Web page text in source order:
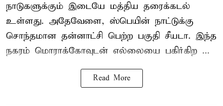
நாடுகளுக்கும் இடையே மத்திய தரைக்கடல்
உள்ளது. அதேவேளை, ஸ்பெயின் நாட்டுக்கு
சொந்தமான தன்னாட்சி பெற்ற பகுதி சீயடா. இந்த
நகரம் மொராக்கோவுடன் எல்லையை பகிர்கிற ...
Read More